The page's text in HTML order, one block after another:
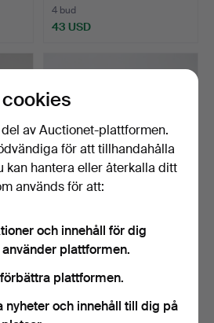
4 bud
43 USD
MARTIN STENSTRÖM.
Träskurna figurer 7st, s…
Klubbades 5 jul 2026
15 bud
av Auctionet-plattformen.
för att tillhandahålla
kan hantera eller återkalla ditt
används för att:
och innehåll för dig
plattformen.
plattformen.
nyheter och innehåll till dig på